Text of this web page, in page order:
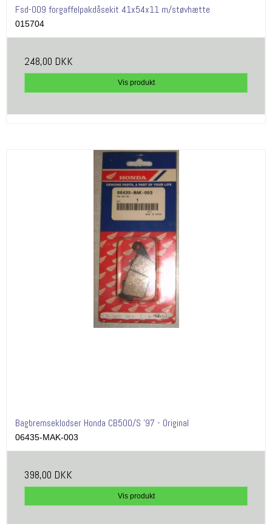
Fsd-009 forgaffelpakdåsekit 41x54x11 m/støvhætte
015704
248,00 DKK
Vis produkt
Bagbremseklodser Honda CB500/S '97 - Original
06435-MAK-003
398,00 DKK
Vis produkt